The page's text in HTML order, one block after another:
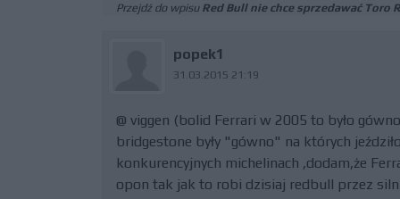
Przejdź do wpisu Red Bull nie chce sprzedawać Toro
popek1
31.03.2015 21:19
@ viggen (bolid Ferrari w 2005 to było
bridgestone były "gówno" na których
konkurencyjnych michelinach ,dodam,że
opon tak jak to robi dzisiaj redbull przez